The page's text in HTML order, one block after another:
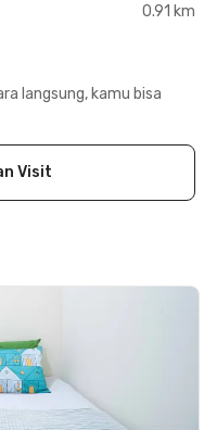
0.91 km
langsung, kamu bisa
Visit